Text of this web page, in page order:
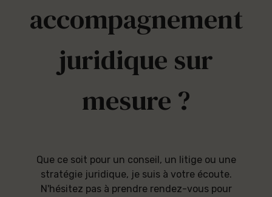
accompagnement
juridique sur
mesure ?
Que ce soit pour un conseil, un litige ou une
stratégie juridique, je suis à votre écoute.
N'hésitez pas à prendre rendez-vous pour